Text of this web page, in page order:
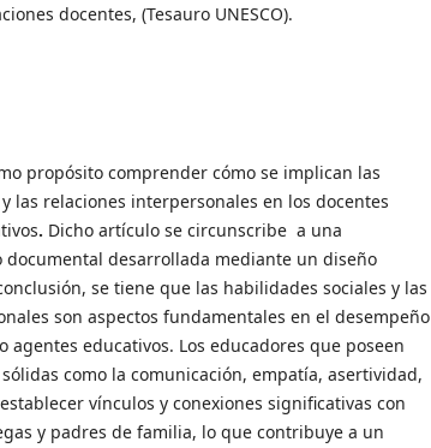
docentes, (Tesauro UNESCO).
propósito comprender cómo se implican las
las relaciones interpersonales en los docentes
. Dicho artículo se circunscribe a una
documental desarrollada mediante un diseño
se tiene que las habilidades sociales y las
son aspectos fundamentales en el desempeño
agentes educativos. Los educadores que poseen
como la comunicación, empatía, asertividad,
vínculos y conexiones significativas con
y padres de familia, lo que contribuye a un